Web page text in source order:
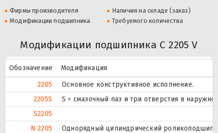
Фирмы производителя
Наличия на складе (заказ)
Модификации подшипника
Требуемого количества
Модификации подшипника C 2205 V
Обозначение
Модификация
2205
Основное конструктивное исполнение.
2205S
S = смазочный паз и три отверстия в
S2205
N 2205
Однорядный цилиндрический